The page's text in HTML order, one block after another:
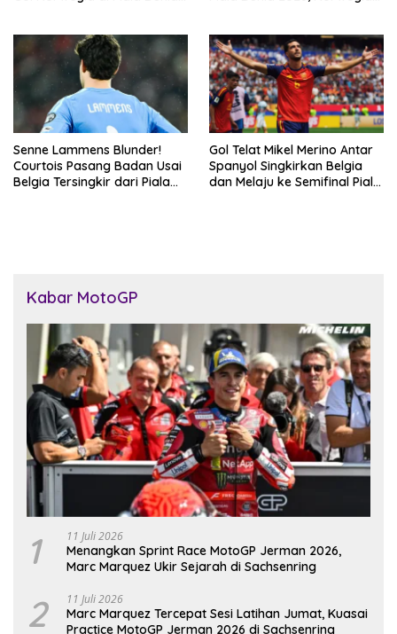
Senne Lammens Blunder!
Courtois Pasang Badan Usai
Belgia Tersingkir dari Piala
Gol Telat Mikel Merino Antar
Spanyol Singkirkan Belgia
dan Melaju ke Semifinal Piala
Kabar MotoGP
1 11 Juli 2026
Menangkan Sprint Race MotoGP Jerman 2026,
Marc Marquez Ukir Sejarah di Sachsenring
2 11 Juli 2026
Marc Marquez Tercepat Sesi Latihan Jumat, Kuasai
Practice MotoGP Jerman 2026 di Sachsenring